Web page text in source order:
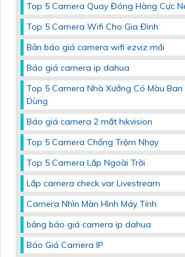
Top 5 Camera Quay Đóng Hàng Cực
Top 5 Camera Wifi Cho Gia Đình
Bản báo giá camera wifi ezviz mới
Báo giá camera ip dahua
Top 5 Camera Nhà Xưởng Có Màu
Dùng
Báo giá camera 2 mắt hikvision
Top 5 Camera Chống Trộm Nhạy
Top 5 Camera Lắp Ngoài Trời
Lắp camera check var Livestream
Camera Nhìn Màn Hình Máy Tính
bảng báo giá camera ip dahua
Báo Giá Camera IP